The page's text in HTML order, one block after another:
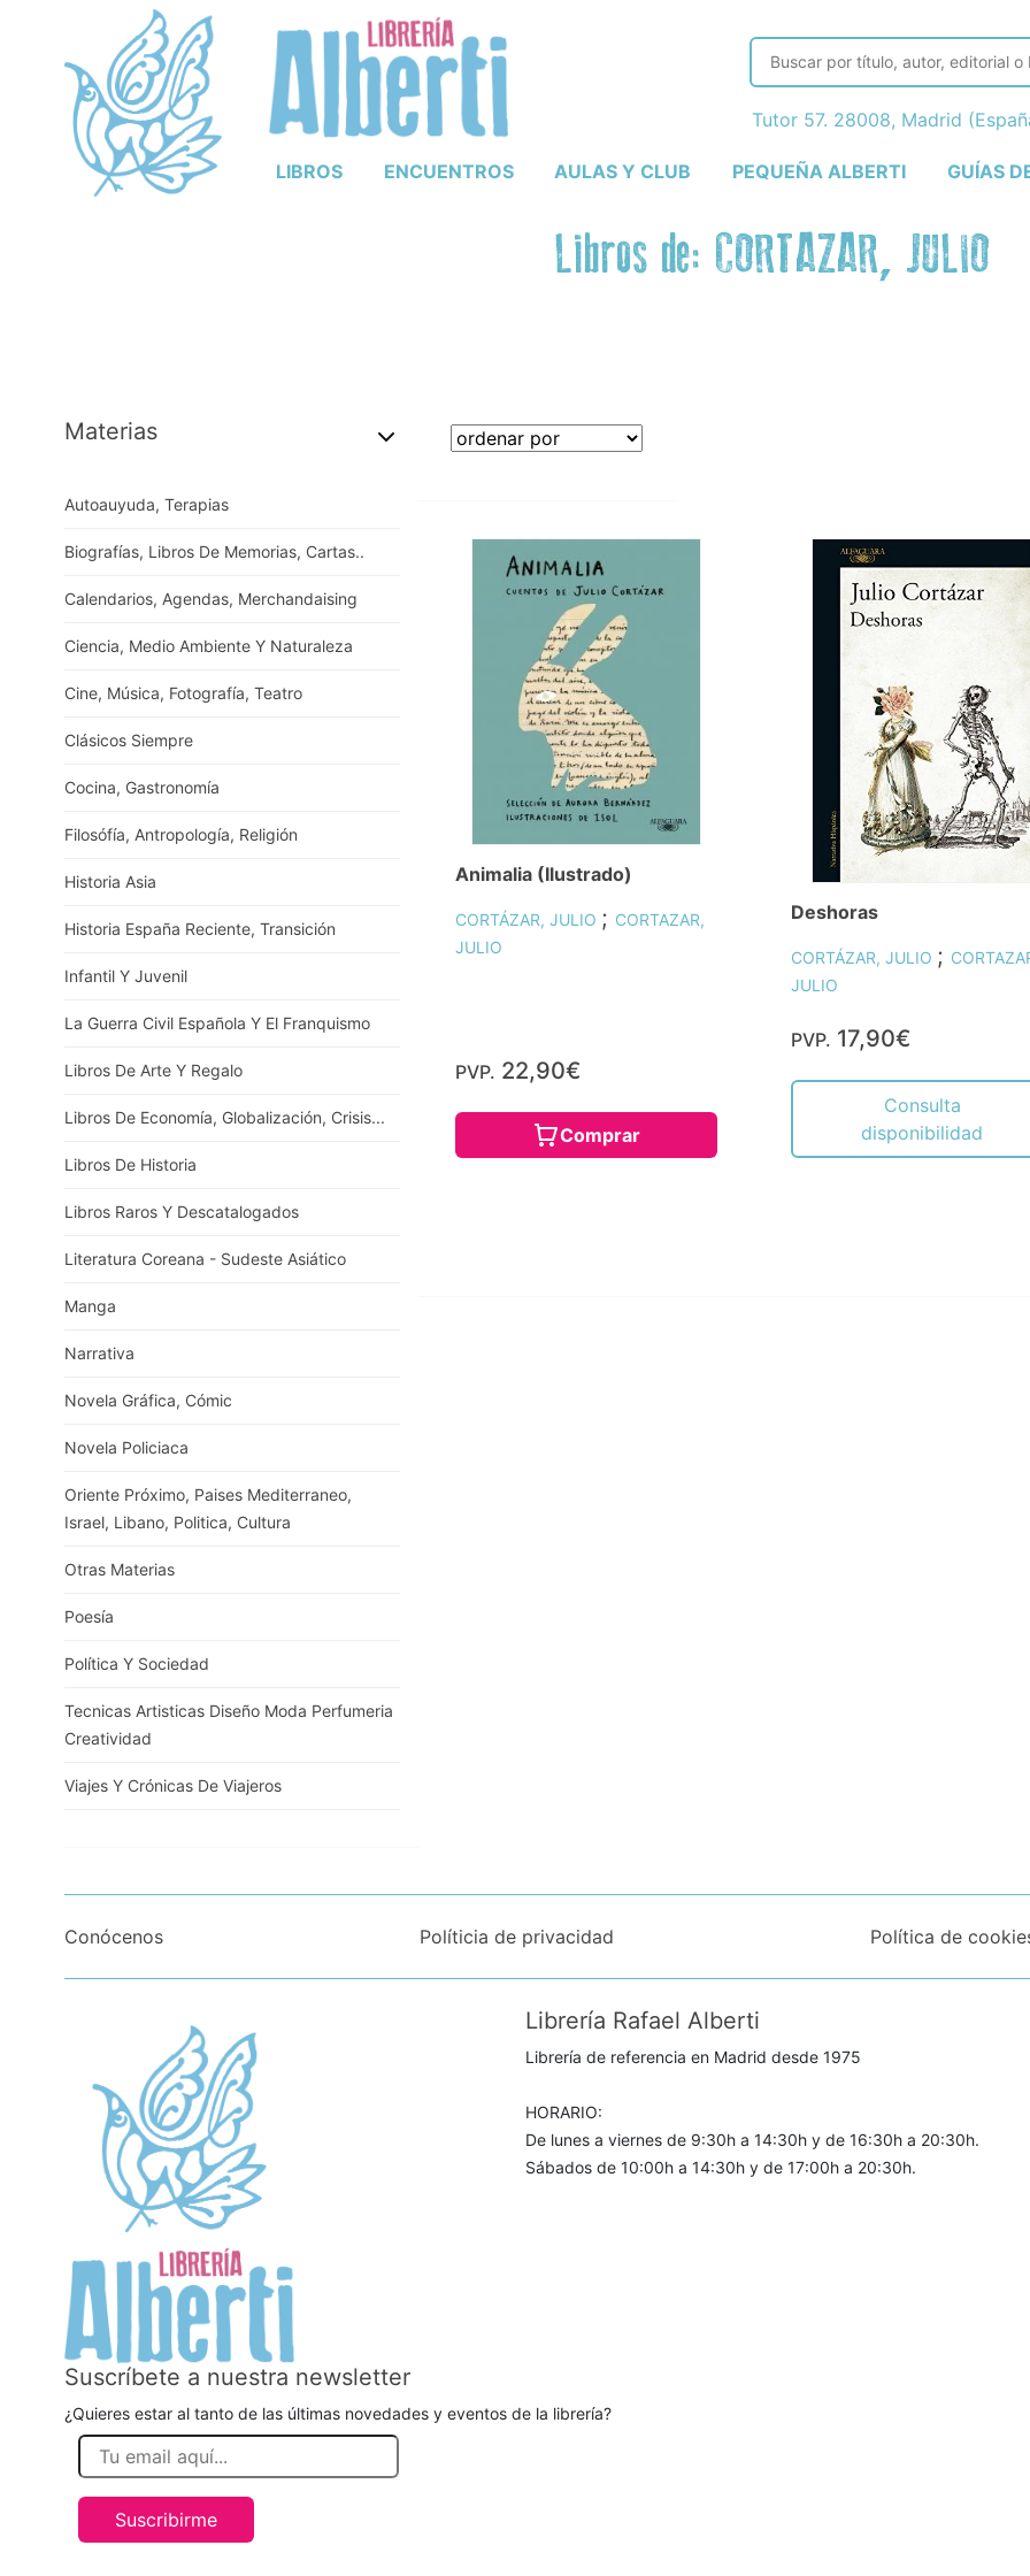
LIBROS ENCUENTROS AULAS Y CLUB PEQUEÑA ALBERTI GUÍAS
Tutor 57. 28008, Madrid
Libros de: CORTAZAR, JULIO
Materias
Autoauyuda, Terapias
Biografías, Libros De Memorias, Cartas..
Calendarios, Agendas, Merchandaising
Ciencia, Medio Ambiente Y Naturaleza
Cine, Música, Fotografía, Teatro
Clásicos Siempre
Cocina, Gastronomía
Filosófía, Antropología, Religión
Historia Asia
Historia España Reciente, Transición
Infantil Y Juvenil
La Guerra Civil Española Y El Franquismo
Libros De Arte Y Regalo
Libros De Economía, Globalización, Crisis...
Libros De Historia
Libros Raros Y Descatalogados
Literatura Coreana - Sudeste Asiático
Manga
Narrativa
Novela Gráfica, Cómic
Novela Policiaca
Oriente Próximo, Paises Mediterraneo,
Israel, Libano, Politica, Cultura
Otras Materias
Poesía
Política Y Sociedad
Tecnicas Artisticas Diseño Moda Perfumeria
Creatividad
Viajes Y Crónicas De Viajeros
Animalia (Ilustrado)
CORTÁZAR, JULIO ; CORTAZAR,
JULIO
PVP. 22,90€
Comprar
Deshoras
CORTÁZAR, JULIO ;
JULIO
PVP. 17,90€
Consulta
disponibilidad
Conócenos Políticia de privacidad Política de
Librería Rafael Alberti
Librería de referencia en Madrid desde 1975
HORARIO:
De lunes a viernes de 9:30h a 14:30h y de 16:30h a 20:30h.
Sábados de 10:00h a 14:30h y de 17:00h a 20:30h.
Suscríbete a nuestra newsletter
¿Quieres estar al tanto de las últimas novedades y eventos de la librería?
Suscribirme